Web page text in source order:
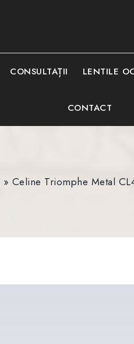
CONSULTAȚII LENTILE
CONTACT
» Celine Triomphe Metal